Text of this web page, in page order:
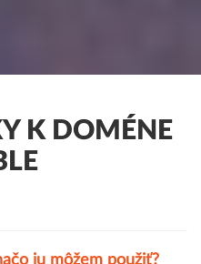
K DOMÉNE
ju môžem použiť?